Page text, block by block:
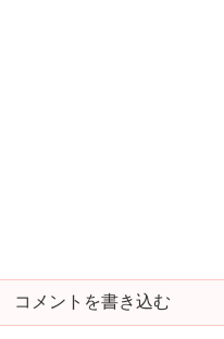
コメントを書き込む